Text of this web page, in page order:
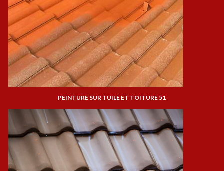
PEINTURE SUR TUILE ET TOITURE 51